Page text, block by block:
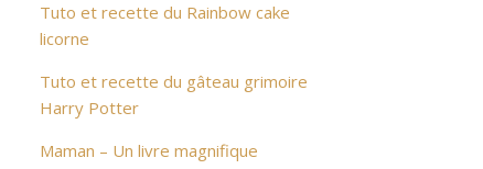
Tuto et recette du Rainbow cake
licorne
Tuto et recette du gâteau grimoire
Harry Potter
Maman – Un livre magnifique